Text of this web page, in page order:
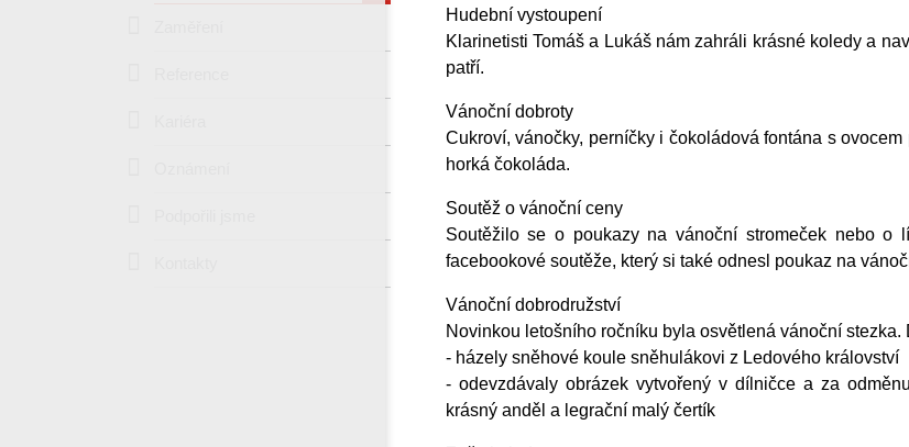
Hudební vystoupení
Klarinetisti Tomáš a Lukáš nám zahráli krásné koledy a
patří.
Vánoční dobroty
Cukroví, vánočky, perníčky i čokoládová fontána s
horká čokoláda.
Soutěž o vánoční ceny
Soutěžilo se o poukazy na vánoční stromeček nebo
facebookové soutěže, který si také odnesl poukaz na
Vánoční dobrodružství
Novinkou letošního ročníku byla osvětlená vánoční
- házely sněhové koule sněhulákovi z Ledového království
- odevzdávaly obrázek vytvořený v dílničce a za
krásný anděl a legrační malý čertík